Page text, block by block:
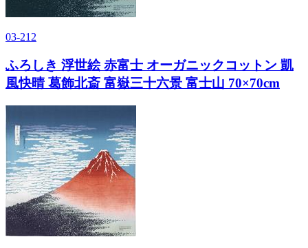
03-212
ふろしき 浮世絵 赤富士 オーガニックコットン 凱
風快晴 葛飾北斎 富嶽三十六景 富士山 70×70cm